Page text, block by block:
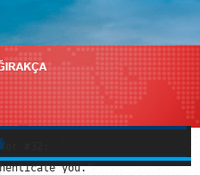
#32:
you."
#32:
you."